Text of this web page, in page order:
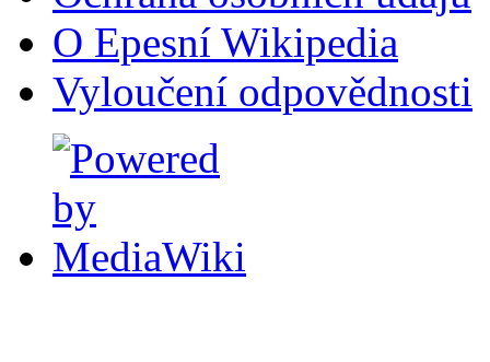
O Epesní Wikipedia
Vyloučení odpovědnosti